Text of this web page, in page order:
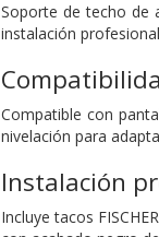
Soporte de techo de
instalación
Compatible con
nivelación para
Instalación
Incluye tacos